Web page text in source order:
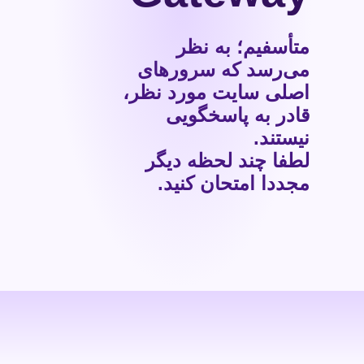
متأسفیم؛ به نظر
می‌رسد که سرورهای
اصلی سایت مورد نظر،
قادر به پاسخگویی
نیستند.
لطفا چند لحظه دیگر
مجددا امتحان کنید.